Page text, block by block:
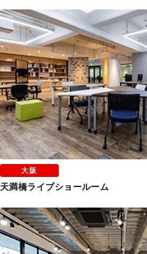
大阪
天満橋ライブショールーム